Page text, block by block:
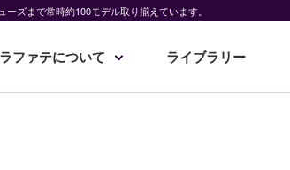
ズまで常時約100モデル取り揃えています。
ファテについて ライブラリー